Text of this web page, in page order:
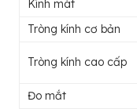
Kính mát
Tròng kính cơ bản
Tròng kính cao cấp
Đo mắt